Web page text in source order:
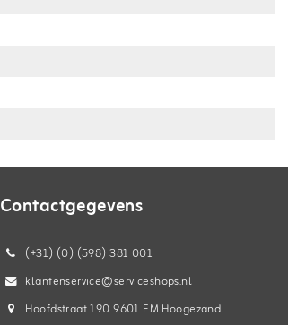
Contactgegevens
(+31) (0) (598) 381 001
klantenservice@serviceshops.nl
Hoofdstraat 190 9601 EM Hoogezand